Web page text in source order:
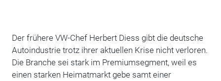
Der frühere VW-Chef Herbert Diess gibt die deutsche
Autoindustrie trotz ihrer aktuellen Krise nicht verloren.
Die Branche sei stark im Premiumsegment, weil es
einen starken Heimatmarkt gebe samt einer